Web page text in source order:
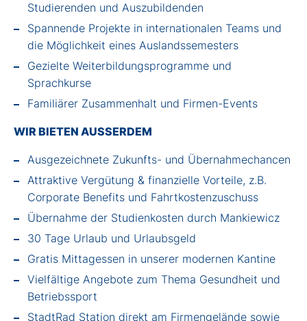
Studierenden und Auszubildenden
Spannende Projekte in internationalen Teams und
die Möglichkeit eines Auslandssemesters
Gezielte Weiterbildungsprogramme und
Sprachkurse
Familiärer Zusammenhalt und Firmen-Events
WIR BIETEN AUSSERDEM
Ausgezeichnete Zukunfts- und Übernahmechancen
Attraktive Vergütung & finanzielle Vorteile, z.B.
Corporate Benefits und Fahrtkostenzuschuss
Übernahme der Studienkosten durch Mankiewicz
30 Tage Urlaub und Urlaubsgeld
Gratis Mittagessen in unserer modernen Kantine
Vielfältige Angebote zum Thema Gesundheit und
Betriebssport
StadtRad Station direkt am Firmengelände sowie